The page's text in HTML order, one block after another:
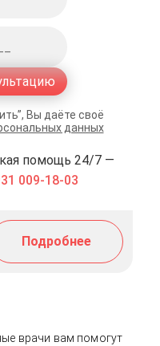
Вы даёте своё
данных
помощь 24/7 —
009-18-03
Подробнее
врачи вам помогут